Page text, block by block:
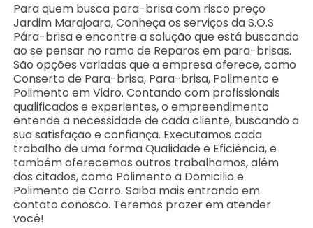
Para quem busca para-brisa com risco preço
Jardim Marajoara, Conheça os serviços da S.O.S
Pára-brisa e encontre a solução que está buscando
ao se pensar no ramo de Reparos em para-brisas.
São opções variadas que a empresa oferece, como
Conserto de Para-brisa, Para-brisa, Polimento e
Polimento em Vidro. Contando com profissionais
qualificados e experientes, o empreendimento
entende a necessidade de cada cliente, buscando a
sua satisfação e confiança. Executamos cada
trabalho de uma forma Qualidade e Eficiência, e
também oferecemos outros trabalhamos, além
dos citados, como Polimento a Domicilio e
Polimento de Carro. Saiba mais entrando em
contato conosco. Teremos prazer em atender
você!